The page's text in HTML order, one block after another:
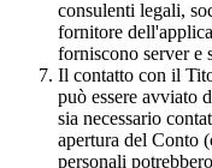
consulenti legali,
fornitore
forniscono server e
Il contatto con il
può essere avviato
sia necessario
apertura del Conto
personali